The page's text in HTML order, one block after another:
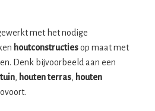
met het nodige
houtconstructiesop maat met
Denk bijvoorbeeld aan een
, houten terras, houten